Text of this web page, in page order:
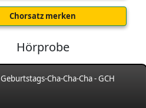
Chorsatz merken
Hörprobe
Geburtstags-Cha-Cha-Cha - GCH